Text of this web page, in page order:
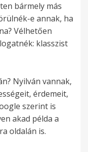
bármely más
e annak, ha
Vélhetően
klasszist
Nyilván vannak,
érdemeit,
szerint is
akad példa a
oldalán is.